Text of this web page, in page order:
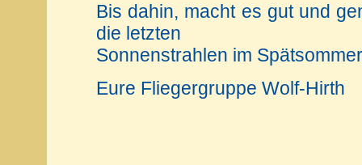
Bis dahin, macht es gut und
die letzten
Sonnenstrahlen im
Eure Fliegergruppe Wolf-Hirth